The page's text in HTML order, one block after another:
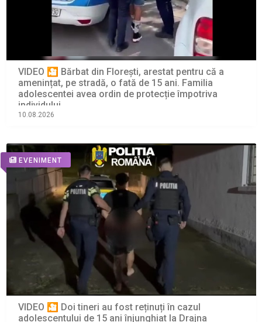
VIDEO 🎦 Bărbat din Florești, arestat pentru că a
amenințat, pe stradă, o fată de 15 ani. Familia
adolescentei avea ordin de protecție împotriva
individului
10.08.2026
EVENIMENT
VIDEO 🎦 Doi tineri au fost reținuți în cazul
adolescentului de 15 ani înjunghiat la Drajna